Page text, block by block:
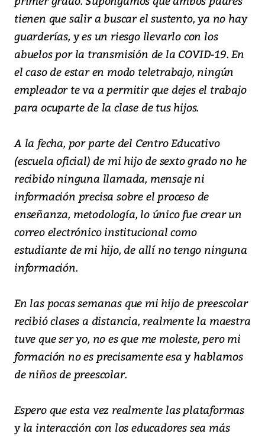
tienen que salir a buscar el sustento, ya no hay
guarderías, y es un riesgo llevarlo con los
abuelos por la transmisión de la COVID-19. En
el caso de estar en modo teletrabajo, ningún
empleador te va a permitir que dejes el trabajo
para ocuparte de la clase de tus hijos.
A la fecha, por parte del Centro Educativo
(escuela oficial) de mi hijo de sexto grado no he
recibido ninguna llamada, mensaje ni
información precisa sobre el proceso de
enseñanza, metodología, lo único fue crear un
correo electrónico institucional como
estudiante de mi hijo, de allí no tengo ninguna
información.
En las pocas semanas que mi hijo de preescolar
recibió clases a distancia, realmente la maestra
tuve que ser yo, no es que me moleste, pero mi
formación no es precisamente esa y hablamos
de niños de preescolar.
Espero que esta vez realmente las plataformas
y la interacción con los educadores sea más